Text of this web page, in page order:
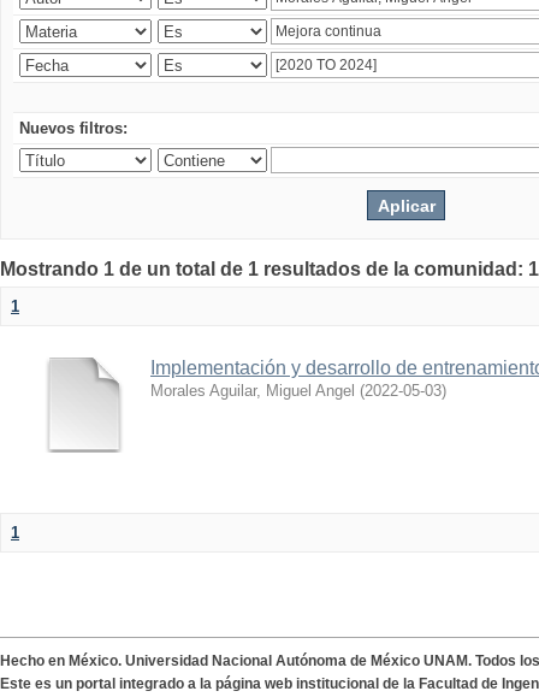
Nuevos filtros:
Mostrando 1 de un total de 1 resultados de la comunidad:
1
Implementación y desarrollo de
Morales Aguilar, Miguel Angel (2022-05-03)
1
Hecho en México. Universidad Nacional Autónoma de México UNAM. Todos
Este es un portal integrado a la página web institucional de la Facultad de